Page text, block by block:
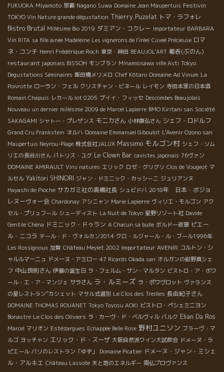
FUKUOKA Miyamoto 那覇 Nagano Suwa Domaine Jean Maupertuis Festivin
TOKYO Vin Nature grande dégustation Thierry Puzelat トマ・ラフォレ
Bistro Brutal Millésime Bio 2019 ダミアン・コクレー Importateur BARBARA
Vin RITA sa fille ainée Madeleine Les vignerons de l'iréel Cuveé Précieuse ロマ
ネ・コンチ Henri Frédérique Roch 東京・神田 BEAUJOL'ART 葡呑(ぶのん)
restaurant japonais BISSOH モンブラン Minamiosawa ville Asti Tokyo
Degustations Séminaires 飯田橋メリメロ Chef Kôtaro Domaine Ad Vinum La
Poivrotte ローラン・フェル クリスチャン・ビネール レイモン 寺田本家の日本酒
Romain Chapuis レカール lot 0205 プイイ・フィッセ Descombes Beaujolais
Nouveau un dernier millésime 2009 de Marcel Lapierre BMO Kiritani san Société
SAKAGAMI シャトー・プレザンス モニカさん 小林康弘さん シェフ・ロドルフ
Grand Cru Frankstein ネルハ Domaine Emmanuel Giboulot L'Avenir Ozono san
Maupertuis Neyrou-Plage 株式会社JALUX Massimo モルゴン村 シェフ・ソム
リエの長谷川さん パトリス・ユグ Le Clown Bar cavistes japonais 76ヴァン
DOMAINE AMIRAULT Vins natures エリック ロゼ・グリグリ Clos de Vougeot マ
ルセル Yakitori SHINORI ジャン・ドミニック・カッシーニ ジュリアンヌ
Hayashi de Pioche サカガミ社の高橋社長 シュビドバ 2018年 日本・ボジョ
レヌーヴォー会 Chardonay アシニャン Marie Lapierre ヴィリエ・モルゴン アク
セル・プリュフール シューディスト La Nuit de Tokyo 星野リゾート社 Davide
Gentile Chéna ドミニック・ドゥラン A Chacun sa bulle ボルドー夜景 ピエー
ル・ニコラ テール・ド・ヴォルカン2014 クロ・ルジャール・ル・ブール1996年
Les Rossignoux 加賀 Château Meylet 2002 Importateur AVENIR コルトン・シ
ャルルマーニュ ドメーヌ・アミロー 47 Ricards Okada san オルガンの紺野真シェ
フ 中山良則さん 伊藤の誕生日 ラ・フェルム・サン・マルタン ビストロ・ア・ボワ
ール・エ・ア・マンジェ サラさん ラ・ルミーズ ラ・ポワヴロット ヴァランス
の星レストラン”カシェット マサル式選別 Le Clos des Treilles 長由紀子さん
DOMAINE THOMAS ROUANET Tokyo Toyosu AOKI ビストロ・ペシェミニヨン
Bonastre Le Clos des Oliviers ラ・カーヴ・ド・ベルヴィル パルク Elian Da Ros
Marcel マリオン Estézargues Echappée Belle Rose 野村ユニソン ブラーヴ・マ
ルゴ ヨッチャン エリック・ド・スーザ 大阪自然派ワイン大試飲会 ドメーヌ・ラ
ピエール パリのレストラン「ゆず」 Domaine Picatier ドメーヌ・ジャン・ミシェ
ル・アルキエ Château Lassolle 天と地のエネルギー 南仏プロヴァンス